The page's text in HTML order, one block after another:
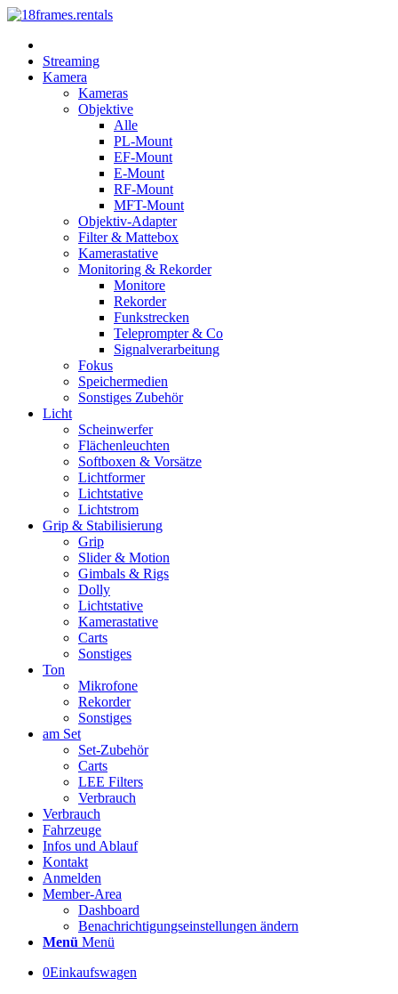
Streaming
Kamera
Kameras
Objektive
Alle
PL-Mount
EF-Mount
E-Mount
RF-Mount
MFT-Mount
Objektiv-Adapter
Filter & Mattebox
Kamerastative
Monitoring & Rekorder
Monitore
Rekorder
Funkstrecken
Teleprompter & Co
Signalverarbeitung
Fokus
Speichermedien
Sonstiges Zubehör
Licht
Scheinwerfer
Flächenleuchten
Softboxen & Vorsätze
Lichtformer
Lichtstative
Lichtstrom
Grip & Stabilisierung
Grip
Slider & Motion
Gimbals & Rigs
Dolly
Lichtstative
Kamerastative
Carts
Sonstiges
Ton
Mikrofone
Rekorder
Sonstiges
am Set
Set-Zubehör
Carts
LEE Filters
Verbrauch
Verbrauch
Fahrzeuge
Infos und Ablauf
Kontakt
Anmelden
Member-Area
Dashboard
Benachrichtigungseinstellungen ändern
Menü Menü
0Einkaufswagen